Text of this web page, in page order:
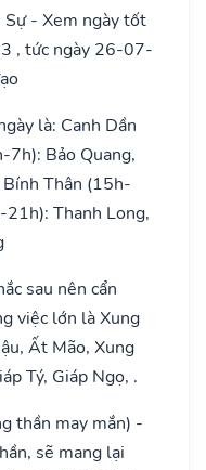
- Xem ngày tốt
, tức ngày 26-07-
là: Canh Dần
7h): Bảo Quang,
Thân (15h-
Thanh Long,
sau nên cẩn
việc lớn là Xung
Ất Mão, Xung
Tý, Giáp Ngọ, .
thần may mắn) -
sẽ mang lại